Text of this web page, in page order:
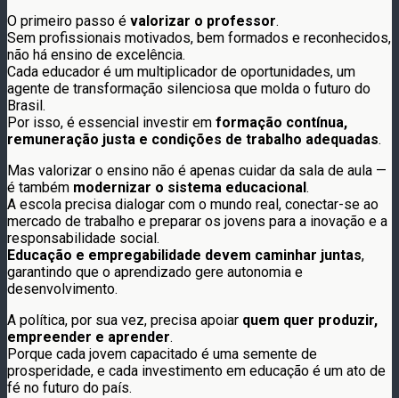
O primeiro passo é valorizar o professor.
Sem profissionais motivados, bem formados e reconhecidos,
não há ensino de excelência.
Cada educador é um multiplicador de oportunidades, um
agente de transformação silenciosa que molda o futuro do
Brasil.
Por isso, é essencial investir em formação contínua,
remuneração justa e condições de trabalho adequadas.
Mas valorizar o ensino não é apenas cuidar da sala de aula —
é também modernizar o sistema educacional .
A escola precisa dialogar com o mundo real, conectar-se ao
mercado de trabalho e preparar os jovens para a inovação e a
responsabilidade social.
Educação e empregabilidade devem caminhar juntas,
garantindo que o aprendizado gere autonomia e
desenvolvimento.
A política, por sua vez, precisa apoiar quem quer produzir,
empreender e aprender.
Porque cada jovem capacitado é uma semente de
prosperidade, e cada investimento em educação é um ato de
fé no futuro do país.